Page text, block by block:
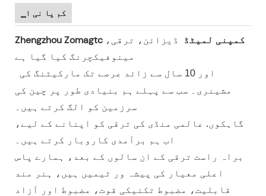
▁کم پا نی ا
Zhengzhou Zomagtc کمپنی لمیٹڈ
ڈیزائن، ترقی،
مینوفیکچرنگ کیا گیا ہے
مشینری۔ سب سے پہلے ہم بنیادی طور پر چین کی
سرزمین کو الگ کرتے ہیں۔
گاہکوں. عالمی منڈی کی ترقی کو اپنانے کے لیے،
اب ہم برآمدی کاروبار کرتے ہیں۔
براہ راست ترقی کے ان سالوں کے بعد، ہمارے پاس
اعلی معیار کی پیشہ ور ٹیمیں ہیں، ہنر مند
قابلیت، مضبوط تکنیکی قوت، مضبوط اور آزاد